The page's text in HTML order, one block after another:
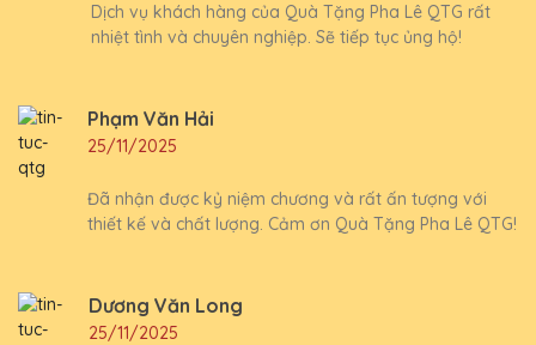
Dịch vụ khách hàng của Quà Tặng Pha Lê QTG rất
nhiệt tình và chuyên nghiệp. Sẽ tiếp tục ủng hộ!
Phạm Văn Hải
25/11/2025
Đã nhận được kỷ niệm chương và rất ấn tượng với
thiết kế và chất lượng. Cảm ơn Quà Tặng Pha Lê QTG!
Dương Văn Long
25/11/2025